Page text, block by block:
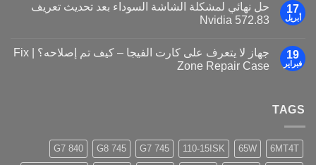
17
أبريل
حل نهائي لمشكلة الشاشة السوداء بعد تحديث تعريف
Nvidia 572.83
19
فبراير
جهاز لا يتعرف على كارت الفيجا – كيف تم إصلاحه؟ | Fix
Zone Repair Case
TAGS
6MT4T
65W
110-15ISK
745 G7
745 G8
840 G7